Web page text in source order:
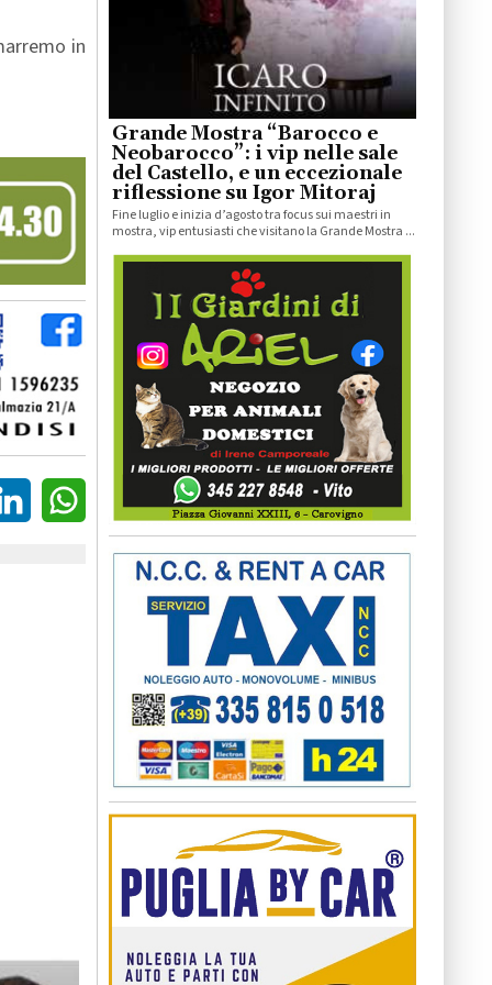
in
Grande Mostra “Barocco e
Neobarocco”: i vip nelle sale
del Castello, e un eccezionale
riflessione su Igor Mitoraj
Fine luglio e inizia d’agosto tra focus sui maestri in
mostra, vip entusiasti che visitano la Grande Mostra ...